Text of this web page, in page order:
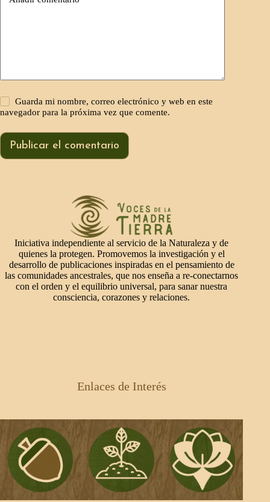
Guarda mi nombre, correo electrónico y web en este
navegador para la próxima vez que comente.
Publicar el comentario
Iniciativa independiente al servicio de la Naturaleza y de
quienes la protegen. Promovemos la investigación y el
desarrollo de publicaciones inspiradas en el pensamiento de
las comunidades ancestrales, que nos enseña a re-conectarnos
con el orden y el equilibrio universal, para sanar nuestra
consciencia, corazones y relaciones.
Enlaces de Interés